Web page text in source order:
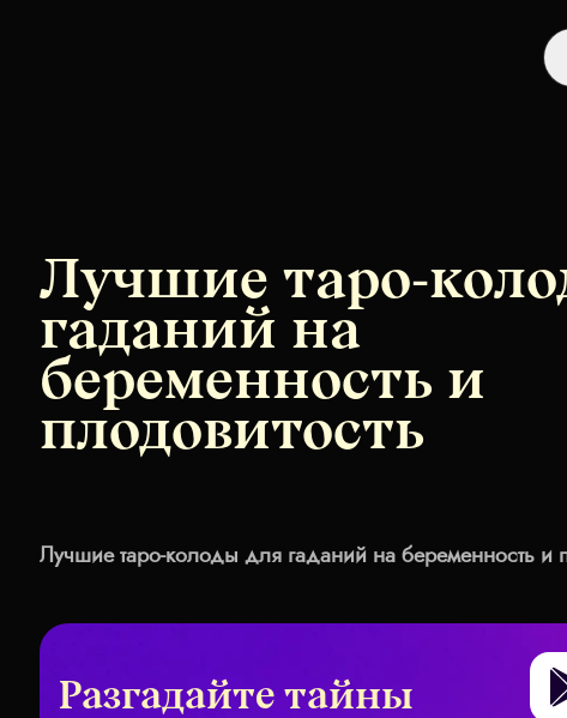
Лучшие таро-
гаданий на
беременность и
плодовитость
Лучшие таро-колоды для гаданий на беременность и
Разгадайте тайны
Get